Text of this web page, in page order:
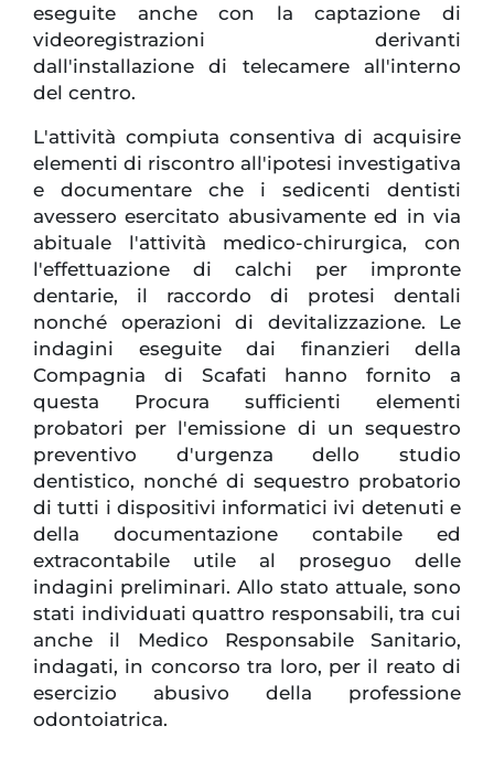
eseguite anche con la captazione di
videoregistrazioni derivanti
dall'installazione di telecamere all'interno
del centro.
L'attività compiuta consentiva di acquisire
elementi di riscontro all'ipotesi investigativa
e documentare che i sedicenti dentisti
avessero esercitato abusivamente ed in via
abituale l'attività medico-chirurgica, con
l'effettuazione di calchi per impronte
dentarie, il raccordo di protesi dentali
nonché operazioni di devitalizzazione. Le
indagini eseguite dai finanzieri della
Compagnia di Scafati hanno fornito a
questa Procura sufficienti elementi
probatori per l'emissione di un sequestro
preventivo d'urgenza dello studio
dentistico, nonché di sequestro probatorio
di tutti i dispositivi informatici ivi detenuti e
della documentazione contabile ed
extracontabile utile al proseguo delle
indagini preliminari. Allo stato attuale, sono
stati individuati quattro responsabili, tra cui
anche il Medico Responsabile Sanitario,
indagati, in concorso tra loro, per il reato di
esercizio abusivo della professione
odontoiatrica.